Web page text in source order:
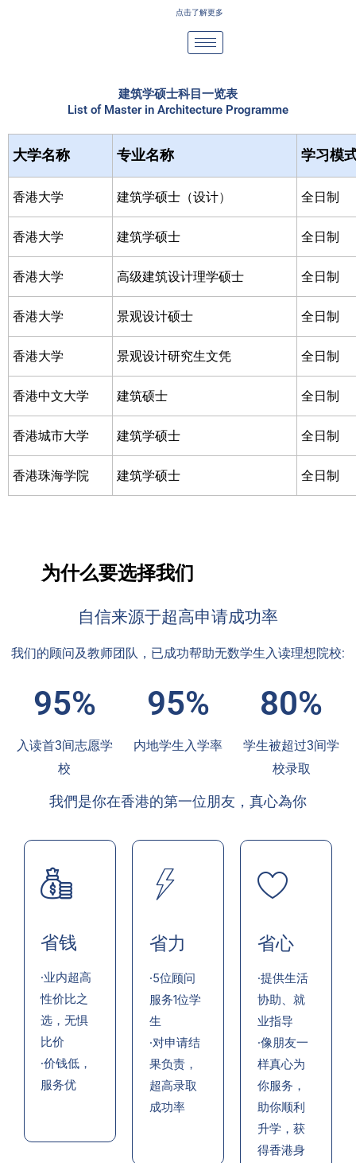
点击了解更多
建筑学硕士科目一览表
List of Master in Architecture Programme
大学名称 专业名称 学习模
香港大学 建筑学硕士（设计） 全日制
香港大学 建筑学硕士 全日制
香港大学 高级建筑设计理学硕士 全日制
香港大学 景观设计硕士 全日制
香港大学 景观设计研究生文凭 全日制
香港中文大学 建筑硕士 全日制
香港城市大学 建筑学硕士 全日制
香港珠海学院 建筑学硕士 全日制
为什么要选择我们
自信来源于超高申请成功率
我们的顾问及教师团队，已成功帮助无数学生入读理想院校:
95%
入读首3间志愿学
校
95%
内地学生入学率
80%
学生被超过3间学
校录取
我們是你在香港的第一位朋友，真心為你
省钱
·业内超高
性价比之
选，无惧
比价
·价钱低，
服务优
省力
·5位顾问
服务1位学
生
·对申请结
果负责，
超高录取
成功率
省心
·提供生活
协助、就
业指导
·像朋友一
样真心为
你服务，
助你顺利
升学，获
得香港身